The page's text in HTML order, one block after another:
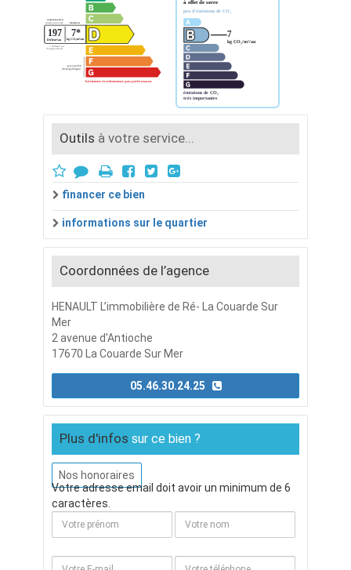
Outils à votre service...
financer ce bien
informations sur le quartier
Coordonnées de l’agence
HENAULT L’immobilière de Ré- La Couarde Sur
Mer
2 avenue d'Antioche
17670 La Couarde Sur Mer
Plus d'infos sur ce bien ?
Nos honoraires
Votre adresse email doit avoir un minimum de 6
caractères.